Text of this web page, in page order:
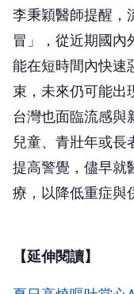
李秉穎醫師提醒，
冒」，從近期國內
能在短時間內快速
束，未來仍可能出
台灣也面臨流感與
兒童、青壯年或長
提高警覺，儘早就
療，以降低重症與
【延伸閱讀】